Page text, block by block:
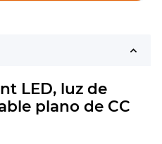
LED, luz de
plano de CC